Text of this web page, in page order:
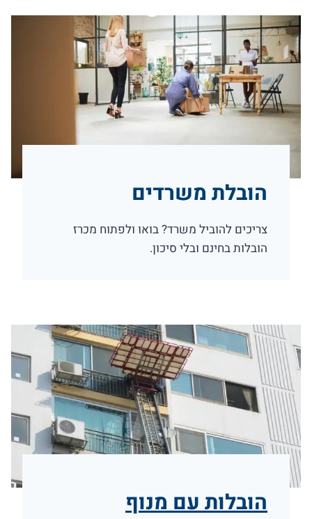
הובלת משרדים
צריכים להוביל משרד? בואו ולפתוח מכרז
הובלות בחינם ובלי סיכון.
הובלות עם מנוף